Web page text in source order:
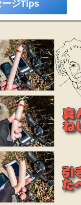
ージTips